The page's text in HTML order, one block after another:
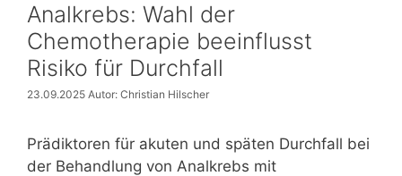
Analkrebs: Wahl der
Chemotherapie beeinflusst
Risiko für Durchfall
23.09.2025 Autor: Christian Hilscher
Prädiktoren für akuten und späten Durchfall bei
der Behandlung von Analkrebs mit